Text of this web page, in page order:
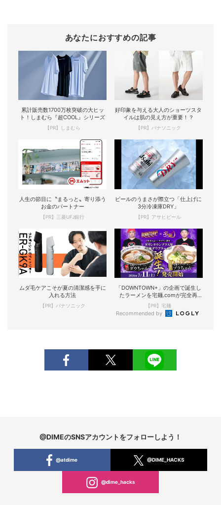
あなたにおすすめの記事
累計販売数1700万枚突破の大ヒッ
ト！しまむら『超COOL』シリーズ
【PR】しまむら
好印象を与える大人のショーツスタ
イルは肌の見え方が重要！？
【PR】パナソニック
人生の節目に〝まるっと〟寄り添う
お金のパートナー
【PR】三菱UFJ銀行
ビールのうまさが際立つ「仕上げに
3分冷凍庫DRY」
【PR】アサヒビール
ムダ毛ケアこそが夏の清潔感を手に
入れる方法
【PR】パナソニック
「DOWNTOWN+」の企画で誕生し
たラーメンを宅麺.comが完全再
現！
【PR】宅麺
Recommended by
@DIMEのSNSアカウントをフォローしよう！
@atdime @DIME_HACKS
@dime_hacks